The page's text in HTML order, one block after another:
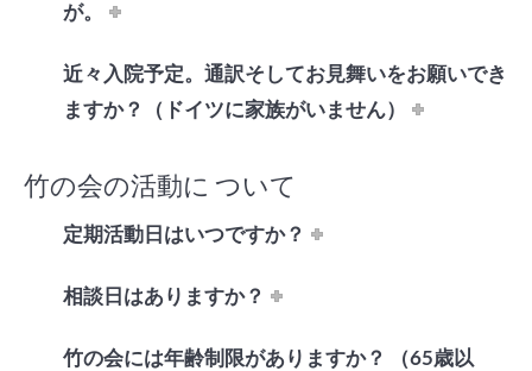
が。
近々入院予定。通訳そしてお見舞いをお願いでき
ますか？（ドイツに家族がいません）
竹の会の活動に ついて
定期活動日はいつですか？
相談日はありますか？
竹の会には年齢制限がありますか？ （65歳以